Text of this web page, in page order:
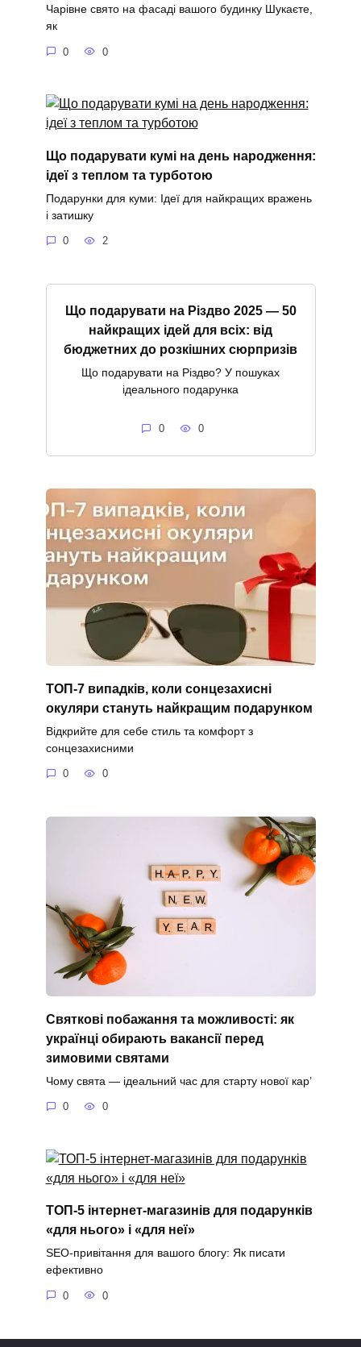
Чарівне свято на фасаді вашого будинку Шукаєте,
як
0 0
Що подарувати кумі на день народження:
ідеї з теплом та турботою
Подарунки для куми: Ідеї для найкращих вражень
і затишку
0 2
Що подарувати на Різдво 2025 — 50
найкращих ідей для всіх: від
бюджетних до розкішних сюрпризів
Що подарувати на Різдво? У пошуках
ідеального подарунка
0 0
ТОП-7 випадків, коли сонцезахисні
окуляри стануть найкращим подарунком
Відкрийте для себе стиль та комфорт з
сонцезахисними
0 0
Святкові побажання та можливості: як
українці обирають вакансії перед
зимовими святами
Чому свята — ідеальний час для старту нової кар’
0 0
ТОП-5 інтернет-магазинів для подарунків
«для нього» і «для неї»
SEO-привітання для вашого блогу: Як писати
ефективно
0 0